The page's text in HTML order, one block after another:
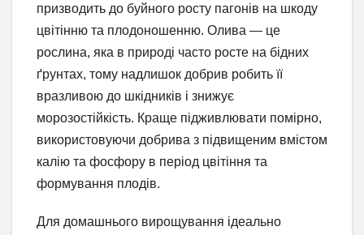
призводить до буйного росту пагонів на шкоду
цвітінню та плодоношенню. Олива — це
рослина, яка в природі часто росте на бідних
ґрунтах, тому надлишок добрив робить її
вразливою до шкідників і знижує
морозостійкість. Краще підживлювати помірно,
використовуючи добрива з підвищеним вмістом
калію та фосфору в період цвітіння та
формування плодів.
Для домашнього вирощування ідеально